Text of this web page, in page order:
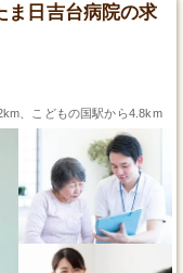
ま日吉台病院の求
、こどもの国駅から4.8km